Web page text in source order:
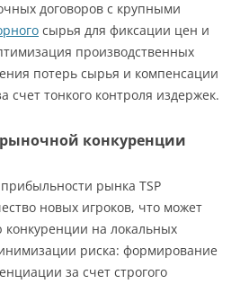
договоров с крупными
сырья для фиксации цен и
производственных
потерь сырья и компенсации
счет тонкого контроля издержек.
конкуренции
рынка TSP
новых игроков, что может
конкуренции на локальных
риска: формирование
за счет строгого